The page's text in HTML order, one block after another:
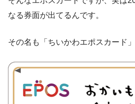
なる券面が出てるんです。
その名も「ちいかわエポスカード」